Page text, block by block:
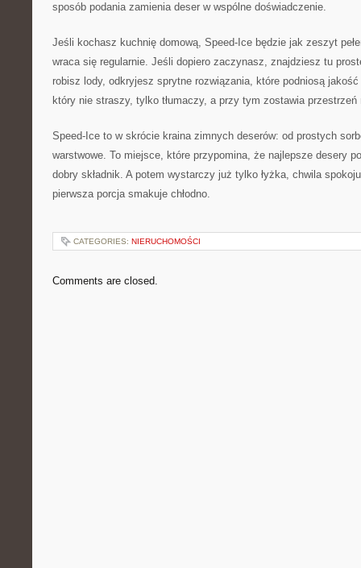
sposób podania zamienia deser w wspólne doświadczenie.
Jeśli kochasz kuchnię domową, Speed-Ice będzie jak zeszyt
wraca się regularnie. Jeśli dopiero zaczynasz, znajdziesz tu
robisz lody, odkryjesz sprytne rozwiązania, które podniosą jakość
który nie straszy, tylko tłumaczy, a przy tym zostawia przestrzeń
Speed-Ice to w skrócie kraina zimnych deserów: od prostych
warstwowe. To miejsce, które przypomina, że najlepsze desery
dobry składnik. A potem wystarczy już tylko łyżka, chwila
pierwsza porcja smakuje chłodno.
CATEGORIES: NIERUCHOMOŚCI
Comments are closed.